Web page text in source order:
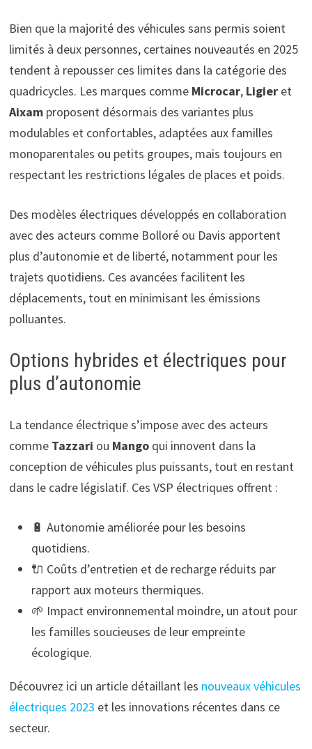
Bien que la majorité des véhicules sans permis soient
limités à deux personnes, certaines nouveautés en 2025
tendent à repousser ces limites dans la catégorie des
quadricycles. Les marques comme Microcar, Ligieret
Aixamproposent désormais des variantes plus
modulables et confortables, adaptées aux familles
monoparentales ou petits groupes, mais toujours en
respectant les restrictions légales de places et poids.
Des modèles électriques développés en collaboration
avec des acteurs comme Bolloré ou Davis apportent
plus d’autonomie et de liberté, notamment pour les
trajets quotidiens. Ces avancées facilitent les
déplacements, tout en minimisant les émissions
polluantes.
Options hybrides et électriques pour
plus d’autonomie
La tendance électrique s’impose avec des acteurs
comme Tazzari ou Mangoqui innovent dans la
conception de véhicules plus puissants, tout en restant
dans le cadre législatif. Ces VSP électriques offrent :
🔋 Autonomie améliorée pour les besoins
quotidiens.
🔌 Coûts d’entretien et de recharge réduits par
rapport aux moteurs thermiques.
🌱 Impact environnemental moindre, un atout pour
les familles soucieuses de leur empreinte
écologique.
Découvrez ici un article détaillant les nouveaux véhicules
électriques 2023 et les innovations récentes dans ce
secteur.